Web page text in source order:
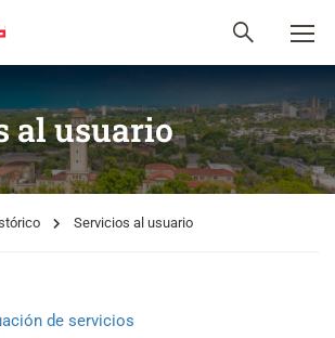
al usuario
Servicios al usuario
de servicios